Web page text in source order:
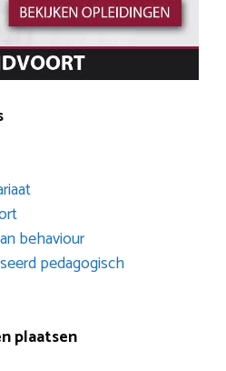
behaviour
pedagogisch
plaatsen